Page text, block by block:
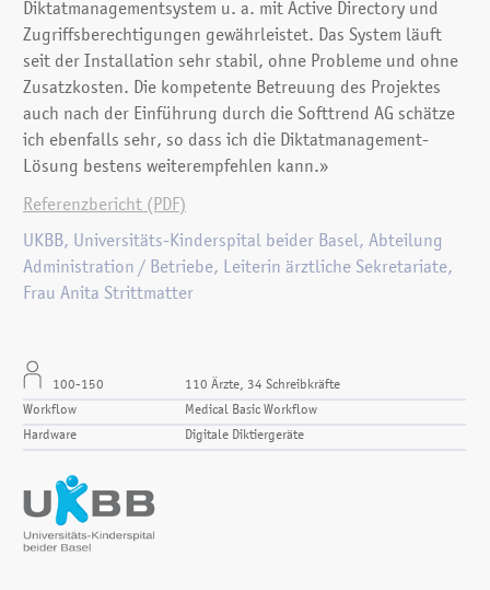
Diktatmanagementsystem u. a. mit Active Directory und
Zugriffsberechtigungen gewährleistet. Das System läuft
seit der Installation sehr stabil, ohne Probleme und ohne
Zusatzkosten. Die kompetente Betreuung des Projektes
auch nach der Einführung durch die Softtrend AG schätze
ich ebenfalls sehr, so dass ich die Diktatmanagement-
Lösung bestens weiterempfehlen kann.»
Referenzbericht (PDF)
UKBB, Universitäts-Kinderspital beider Basel, Abteilung
Administration / Betriebe, Leiterin ärztliche Sekretariate,
Frau Anita Strittmatter
100-150
110 Ärzte, 34 Schreibkräfte
Workflow
Medical Basic Workflow
Hardware
Digitale Diktiergeräte